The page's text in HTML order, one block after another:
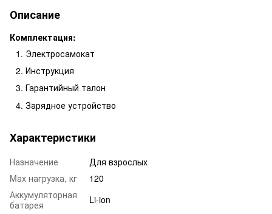
Описание
Комплектация:
Электросамокат
Инструкция
Гарантийный талон
Зарядное устройство
Характеристики
Назначение
Для взрослых
Mаx нагрузка, кг
120
Аккумуляторная
батарея
Li-ion